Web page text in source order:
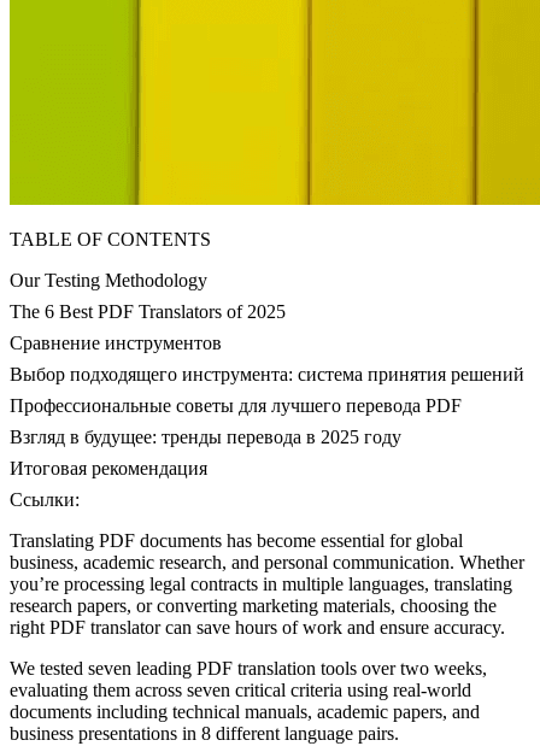
TABLE OF CONTENTS
Our Testing Methodology
The 6 Best PDF Translators of 2025
Сравнение инструментов
Выбор подходящего инструмента: система принятия решений
Профессиональные советы для лучшего перевода PDF
Взгляд в будущее: тренды перевода в 2025 году
Итоговая рекомендация
Ссылки:
Translating PDF documents has become essential for global
business, academic research, and personal communication. Whether
you’re processing legal contracts in multiple languages, translating
research papers, or converting marketing materials, choosing the
right PDF translator can save hours of work and ensure accuracy.
We tested seven leading PDF translation tools over two weeks,
evaluating them across seven critical criteria using real-world
documents including technical manuals, academic papers, and
business presentations in 8 different language pairs.